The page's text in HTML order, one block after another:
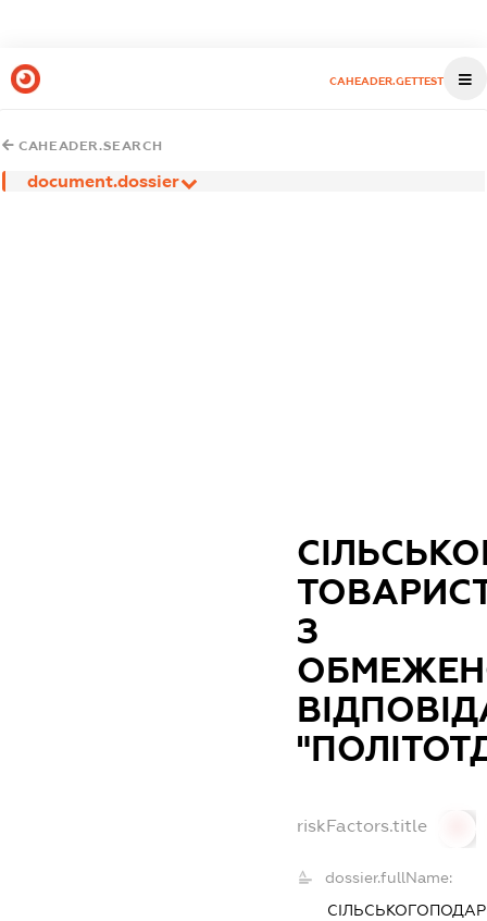
CAHEADER.GETTEST
CAHEADER.SEARCH
document.dossier
З
riskFactors.title
dossier.fullName: